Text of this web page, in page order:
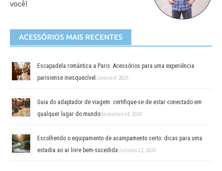
você!
ACESSÓRIOS MAIS RECENTES
Escapadela romântica a Paris: Acessórios para uma experiência
parisiense inesquecível Janeiro 4, 2025
Guia do adaptador de viagem: certifique-se de estar conectado em
qualquer lugar do mundoDezembro 14, 2024
Escolhendo o equipamento de acampamento certo: dicas para uma
estadia ao ar livre bem-sucedidaOutubro 12, 2024